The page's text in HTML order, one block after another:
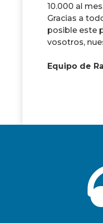
10.000 al
Gracias a
posible este
vosotros,
Equipo de